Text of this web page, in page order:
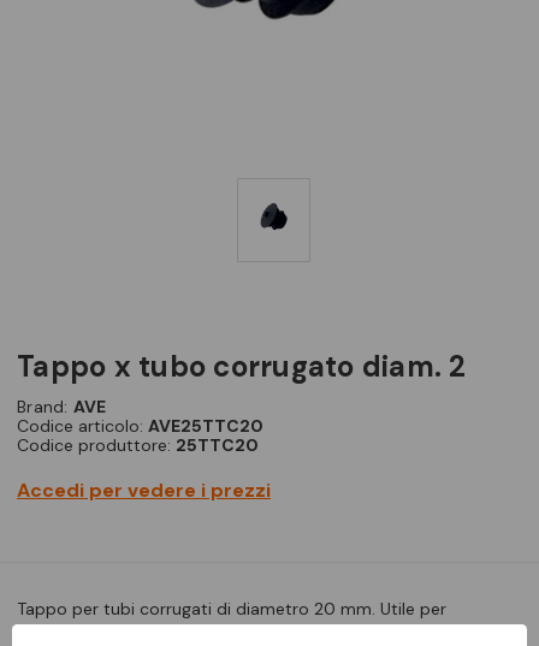
tappo x tubo corrugato diam. 2
Brand: AVE
Codice articolo: AVE25TTC20
Codice produttore: 25TTC20
Accedi per vedere i prezzi
Tappo per tubi corrugati di diametro 20 mm. Utile per